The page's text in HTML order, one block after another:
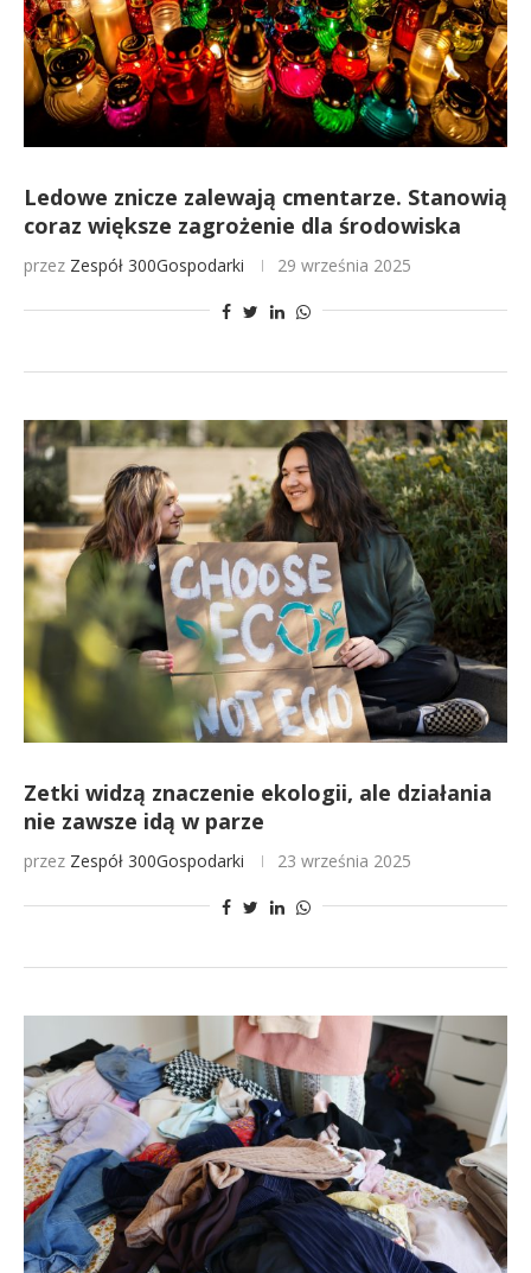
Ledowe znicze zalewają cmentarze. Stanowią
coraz większe zagrożenie dla środowiska
przez Zespół 300Gospodarki 29 września 2025
Zetki widzą znaczenie ekologii, ale działania
nie zawsze idą w parze
przez Zespół 300Gospodarki 23 września 2025